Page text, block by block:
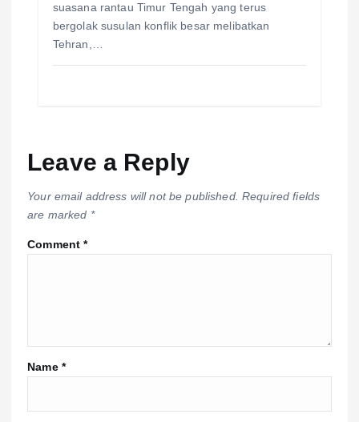
suasana rantau Timur Tengah yang terus
bergolak susulan konflik besar melibatkan
Tehran,…
Leave a Reply
Your email address will not be published. Required fields
are marked *
Comment*
Name *